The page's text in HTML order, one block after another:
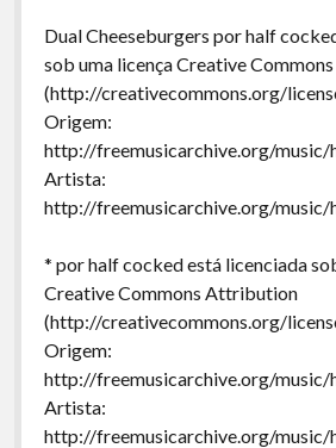
Dual Cheeseburgers por half
sob uma licença Creative
(http://creativecommons.org/
Origem:
http://freemusicarchive.org/music/
Artista:
http://freemusicarchive.org/music/
* por half cocked está licenciada
Creative Commons Attribution
(http://creativecommons.org/
Origem:
http://freemusicarchive.org/music/
Artista:
http://freemusicarchive.org/music/